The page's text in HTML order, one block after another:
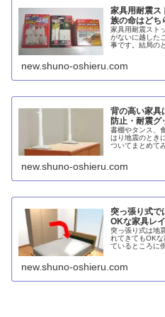
家具用耐震ス
族の命はどち
家具用耐震スト
がないに越した
事です。結局の
new.shuno-oshieru.com
背の高い家具
防止・耐震グ
書棚やタンス、
はり地震のとき
ついてまとめて
北川工業のスー
えてオススメです
new.shuno-oshieru.com
突っ張り式で
OKな家具レ
突っ張り式は地
れてきてもOKな
ているところに
new.shuno-oshieru.com